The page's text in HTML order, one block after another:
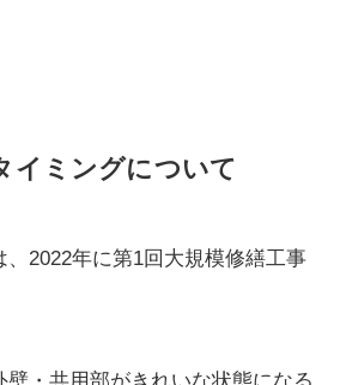
イミングについて
、2022年に第1回大規模修繕工事
壁・共用部がきれいな状態になる